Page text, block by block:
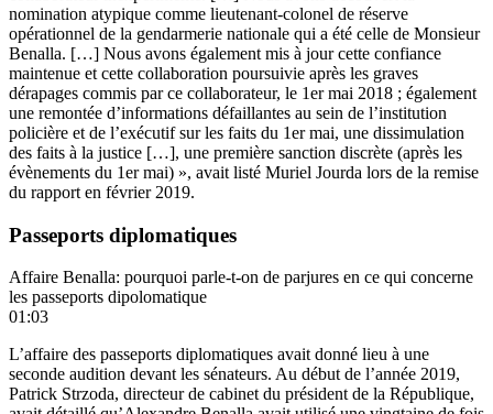
nomination atypique comme lieutenant-colonel de réserve
opérationnel de la gendarmerie nationale qui a été celle de Monsieur
Benalla. […] Nous avons également mis à jour cette confiance
maintenue et cette collaboration poursuivie après les graves
dérapages commis par ce collaborateur, le 1er mai 2018 ; également
une remontée d’informations défaillantes au sein de l’institution
policière et de l’exécutif sur les faits du 1er mai, une dissimulation
des faits à la justice […], une première sanction discrète (après les
évènements du 1er mai) », avait listé Muriel Jourda lors de la remise
du rapport en février 2019.
Passeports diplomatiques
Affaire Benalla: pourquoi parle-t-on de parjures en ce qui concerne
les passeports dipolomatique
01:03
L’affaire des passeports diplomatiques avait donné lieu à une
seconde audition devant les sénateurs. Au début de l’année 2019,
Patrick Strzoda, directeur de cabinet du président de la République,